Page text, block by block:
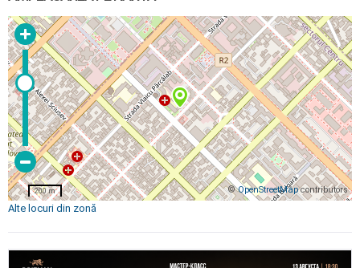
©OpenStreetMapcontributors
200 m
Alte locuri din zonă